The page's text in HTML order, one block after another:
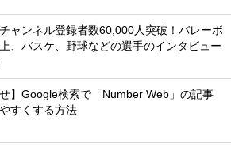
ャンネル登録者数60,000人突破！バレーボ
、バスケ、野球などの選手のインタビュー
せ】Google検索で「Number Web」の記事
すくする方法